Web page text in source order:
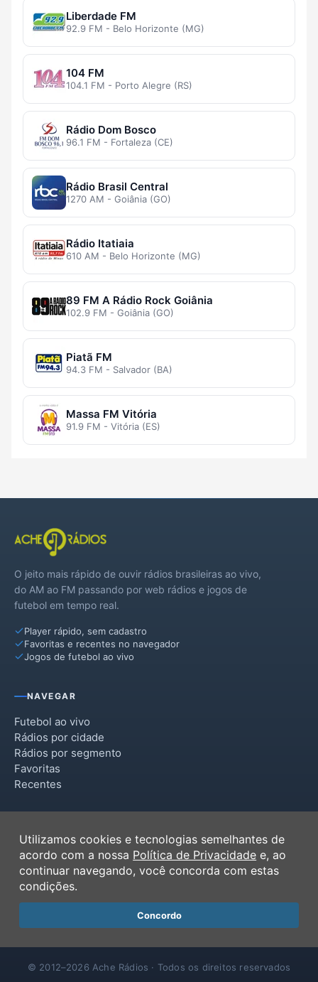
Liberdade FM
92.9 FM - Belo Horizonte (MG)
104 FM
104.1 FM - Porto Alegre (RS)
Rádio Dom Bosco
96.1 FM - Fortaleza (CE)
Rádio Brasil Central
1270 AM - Goiânia (GO)
Rádio Itatiaia
610 AM - Belo Horizonte (MG)
89 FM A Rádio Rock Goiânia
102.9 FM - Goiânia (GO)
Piatã FM
94.3 FM - Salvador (BA)
Massa FM Vitória
91.9 FM - Vitória (ES)
O jeito mais rápido de ouvir rádios brasileiras ao vivo,
do AM ao FM passando por web rádios e jogos de
futebol em tempo real.
Player rápido, sem cadastro
Favoritas e recentes no navegador
Jogos de futebol ao vivo
NAVEGAR
Futebol ao vivo
Rádios por cidade
Rádios por segmento
Favoritas
Recentes
Termos de Uso
Política de Privacidade
Ferramentas
Contato
© 2012–2026 Ache Rádios · Todos os direitos reservados
Utilizamos cookies e tecnologias semelhantes de
acordo com a nossa Política de Privacidade e, ao
continuar navegando, você concorda com estas
condições.
Concordo